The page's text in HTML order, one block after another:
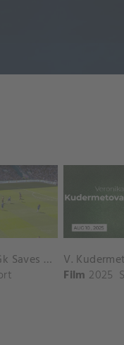
Chelsea Top Gk Saves vs. Crystal Palace
Film 2025